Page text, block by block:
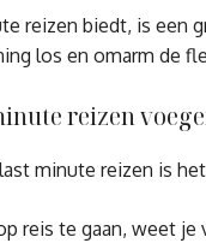
reizen biedt, is een
los en omarm de
reizen
minute reizen is
reis te gaan, weet